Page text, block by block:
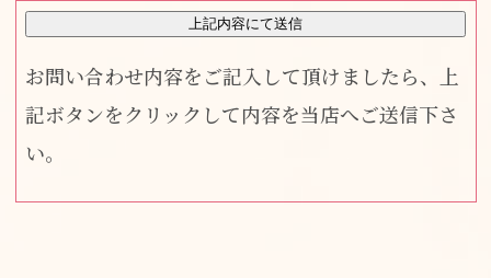
お問い合わせ内容をご記入して頂けましたら、上
記ボタンをクリックして内容を当店へご送信下さ
い。